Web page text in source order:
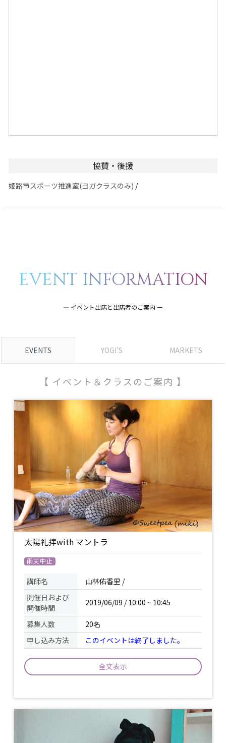
協賛・後援
姫路市スポーツ推進室(ヨガクラスのみ) /
EVENT INFORMATION
― イベント出店と出店者のご案内 ー
EVENTS YOGI'S MARKETS
【 イベント＆クラスのご案内 】
太陽礼拝with マントラ
雨天中止
講師名
山林佑香里 /
開催日および
開催時間
2019/06/09 / 10:00 ~ 10:45
募集人数
20名
申し込み方法
このイベントは終了しました。
全文表示
さぁ、朝から気持ち良く体を動かしまし
ょう☆呼吸とからだの動き、マントラ(真
言)を連動させながら行います。
持ち物
ヨガマット又はバスタオル / 飲み物 /